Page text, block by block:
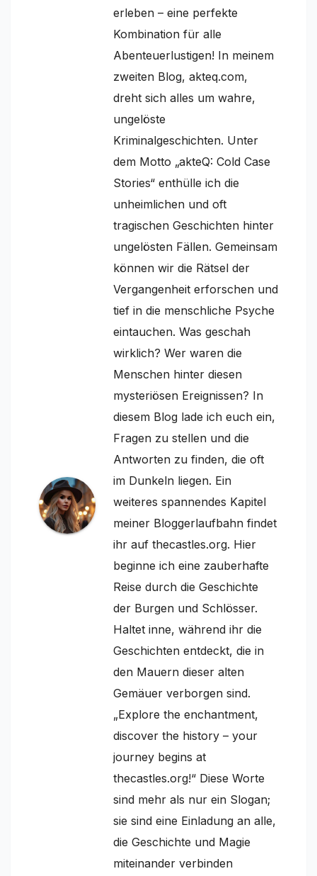
erleben – eine perfekte
Kombination für alle
Abenteuerlustigen! In meinem
zweiten Blog, akteq.com,
dreht sich alles um wahre,
ungelöste
Kriminalgeschichten. Unter
dem Motto „akteQ: Cold Case
Stories“ enthülle ich die
unheimlichen und oft
tragischen Geschichten hinter
ungelösten Fällen. Gemeinsam
können wir die Rätsel der
Vergangenheit erforschen und
tief in die menschliche Psyche
eintauchen. Was geschah
wirklich? Wer waren die
Menschen hinter diesen
mysteriösen Ereignissen? In
diesem Blog lade ich euch ein,
Fragen zu stellen und die
Antworten zu finden, die oft
im Dunkeln liegen. Ein
weiteres spannendes Kapitel
meiner Bloggerlaufbahn findet
ihr auf thecastles.org. Hier
beginne ich eine zauberhafte
Reise durch die Geschichte
der Burgen und Schlösser.
Haltet inne, während ihr die
Geschichten entdeckt, die in
den Mauern dieser alten
Gemäuer verborgen sind.
„Explore the enchantment,
discover the history – your
journey begins at
thecastles.org!“ Diese Worte
sind mehr als nur ein Slogan;
sie sind eine Einladung an alle,
die Geschichte und Magie
miteinander verbinden